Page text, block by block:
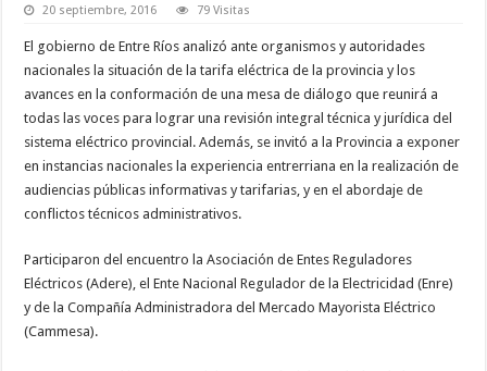
20 septiembre, 2016 79 Visitas
El gobierno de Entre Ríos analizó ante organismos y autoridades
nacionales la situación de la tarifa eléctrica de la provincia y los
avances en la conformación de una mesa de diálogo que reunirá a
todas las voces para lograr una revisión integral técnica y jurídica del
sistema eléctrico provincial. Además, se invitó a la Provincia a exponer
en instancias nacionales la experiencia entrerriana en la realización de
audiencias públicas informativas y tarifarias, y en el abordaje de
conflictos técnicos administrativos.
Participaron del encuentro la Asociación de Entes Reguladores
Eléctricos (Adere), el Ente Nacional Regulador de la Electricidad (Enre)
y de la Compañía Administradora del Mercado Mayorista Eléctrico
(Cammesa).